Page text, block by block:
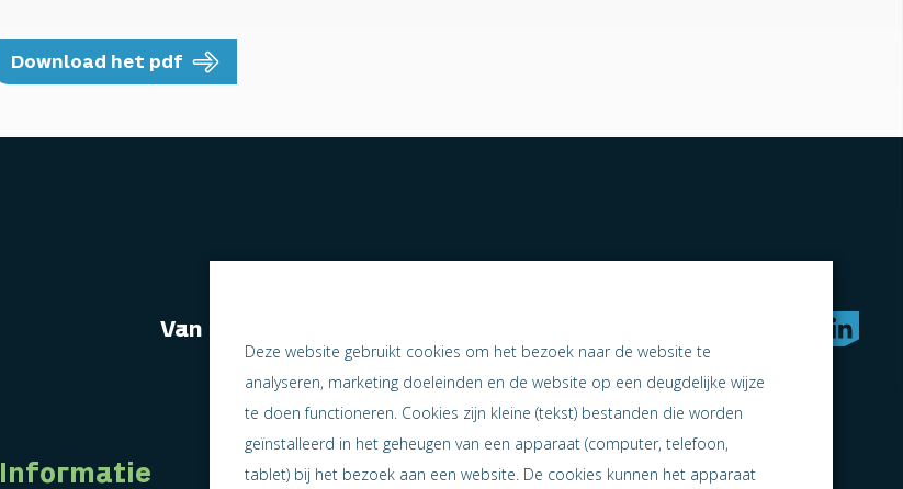
Download het pdf
Van naast elkaar werken naar samen ondernemen
Informatie
Deze website gebruikt cookies om het bezoek naar de website te
analyseren, marketing doeleinden en de website op een deugdelijke wijze
te doen functioneren. Cookies zijn kleine (tekst) bestanden die worden
geïnstalleerd in het geheugen van een apparaat (computer, telefoon,
tablet) bij het bezoek aan een website. De cookies kunnen het apparaat